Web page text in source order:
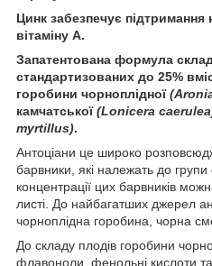
Цинк забезпечує
вітаміну А.
Запатентована формула
стандартизованих до 25%
горобини чорноплідної
камчатської(Lonicera
myrtillus).
Антоціани це широко
барвники, які належать до
концентрації цих барвників
листі. До найбагатших джерел
чорноплідна горобина, чорна
До складу плодів горобини
флавоноли, фенольні кислоти